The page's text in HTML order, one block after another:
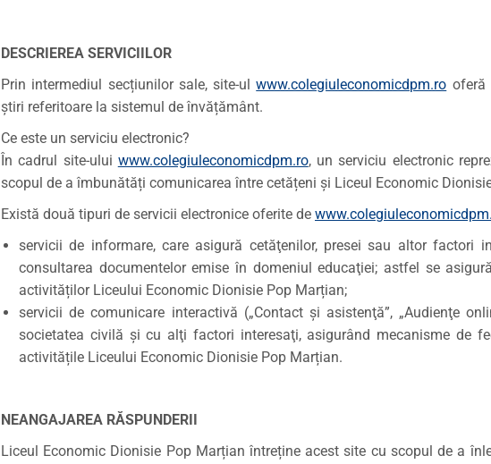
DESCRIEREA SERVICIILOR
Prin intermediul secțiunilor sale, site-ulwww.colegiuleconomicdpm.ro oferă
ştiri referitoare la sistemul de învățământ.
Ce este un serviciu electronic?
În cadrul site-ului www.colegiuleconomicdpm.ro, un serviciu electronic
scopul de a îmbunătăți comunicarea între cetățeni și Liceul Economic
Există două tipuri de servicii electronice oferite de
servicii de informare, care asigură cetăţenilor, presei sau altor factori
consultarea documentelor emise în domeniul educaţiei; astfel se
activităților Liceului Economic Dionisie Pop Marțian;
servicii de comunicare interactivă („Contact şi asistenţă”, „Audienţe
societatea civilă şi cu alţi factori interesaţi, asigurând mecanisme de
activitățile Liceului Economic Dionisie Pop Marțian.
NEANGAJAREA RĂSPUNDERII
Liceul Economic Dionisie Pop Marțian întreține acest site cu scopul de a